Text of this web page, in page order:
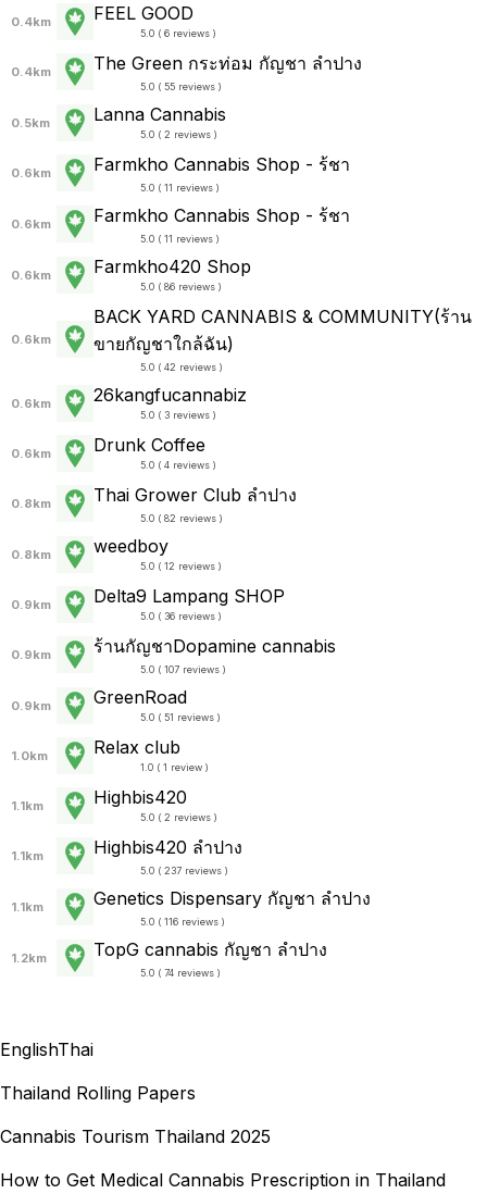
0.4km FEEL GOOD
5.0 ( 6 reviews )
0.4km The Green กระท่อม กัญชา ลำปาง
5.0 ( 55 reviews )
0.5km Lanna Cannabis
5.0 ( 2 reviews )
0.6km Farmkho Cannabis Shop - ร้ชา
5.0 ( 11 reviews )
0.6km Farmkho Cannabis Shop - ร้ชา
5.0 ( 11 reviews )
0.6km Farmkho420 Shop
5.0 ( 86 reviews )
0.6km
BACK YARD CANNABIS & COMMUNITY(ร้าน
ขายกัญชาใกล้ฉัน)
5.0 ( 42 reviews )
0.6km 26kangfucannabiz
5.0 ( 3 reviews )
0.6km Drunk Coffee
5.0 ( 4 reviews )
0.8km Thai Grower Club ลำปาง
5.0 ( 82 reviews )
0.8km weedboy
5.0 ( 12 reviews )
0.9km Delta9 Lampang SHOP
5.0 ( 36 reviews )
0.9km ร้านกัญชาDopamine cannabis
5.0 ( 107 reviews )
0.9km GreenRoad
5.0 ( 51 reviews )
1.0km Relax club
1.0 ( 1 review )
1.1km Highbis420
5.0 ( 2 reviews )
1.1km Highbis420 ลำปาง
5.0 ( 237 reviews )
1.1km Genetics Dispensary กัญชา ลำปาง
5.0 ( 116 reviews )
1.2km TopG cannabis กัญชา ลำปาง
5.0 ( 74 reviews )
EnglishThai
Thailand Rolling Papers
Cannabis Tourism Thailand 2025
How to Get Medical Cannabis Prescription in Thailand